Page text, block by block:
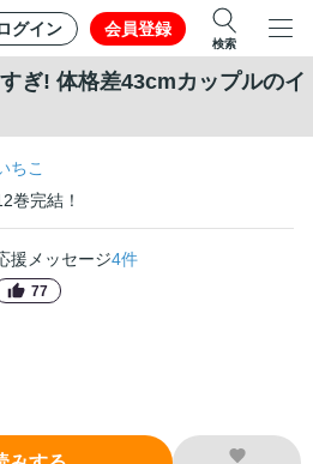
グイン 会員登録
検索
ぎ! 体格差43cmカップルのイ
ちこ
巻完結！
援メッセージ4件
77